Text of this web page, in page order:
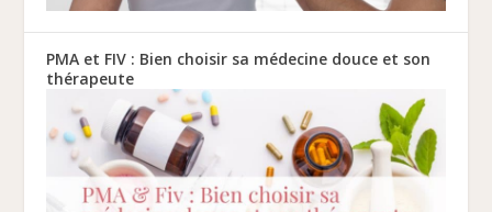
PMA et FIV : Bien choisir sa médecine douce et son
thérapeute